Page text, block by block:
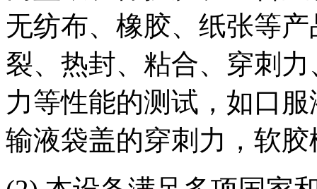
无纺布、橡胶、纸张等
裂、热封、粘合、穿刺
力等性能的测试，如口
输液袋盖的穿刺力，软